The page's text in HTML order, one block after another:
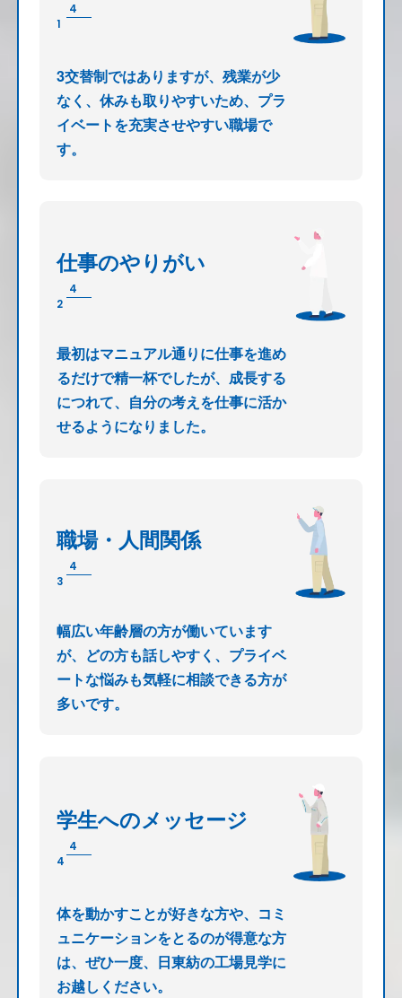
1
4
3交替制ではありますが、残業が少
なく、休みも取りやすいため、プラ
イベートを充実させやすい職場で
す。
仕事のやりがい
2
4
最初はマニュアル通りに仕事を進め
るだけで精一杯でしたが、成長する
につれて、自分の考えを仕事に活か
せるようになりました。
職場・人間関係
3
4
幅広い年齢層の方が働いています
が、どの方も話しやすく、プライベ
ートな悩みも気軽に相談できる方が
多いです。
学生へのメッセージ
4
4
体を動かすことが好きな方や、コミ
ュニケーションをとるのが得意な方
は、ぜひ一度、日東紡の工場見学に
お越しください。